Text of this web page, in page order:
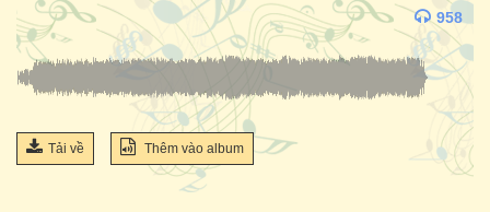
958
Tải về Thêm vào album